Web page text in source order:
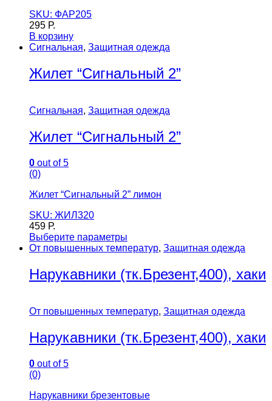
SKU: ФАР205
295 Р.
В корзину
Сигнальная, Защитная одежда
Жилет “Сигнальный 2”
Сигнальная, Защитная одежда
Жилет “Сигнальный 2”
0 out of 5
(0)
Жилет “Сигнальный 2” лимон
SKU: ЖИЛ320
459 Р.
Выберите параметры
От повышенных температур, Защитная одежда
Нарукавники (тк.Брезент,400), хаки
От повышенных температур, Защитная одежда
Нарукавники (тк.Брезент,400), хаки
0 out of 5
(0)
Нарукавники брезентовые